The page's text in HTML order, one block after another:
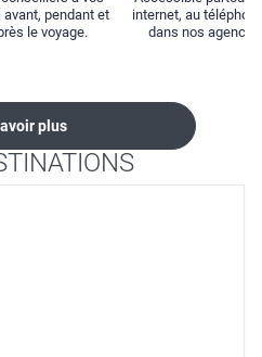
avant, pendant et
le voyage.
internet, au
dans nos
plus